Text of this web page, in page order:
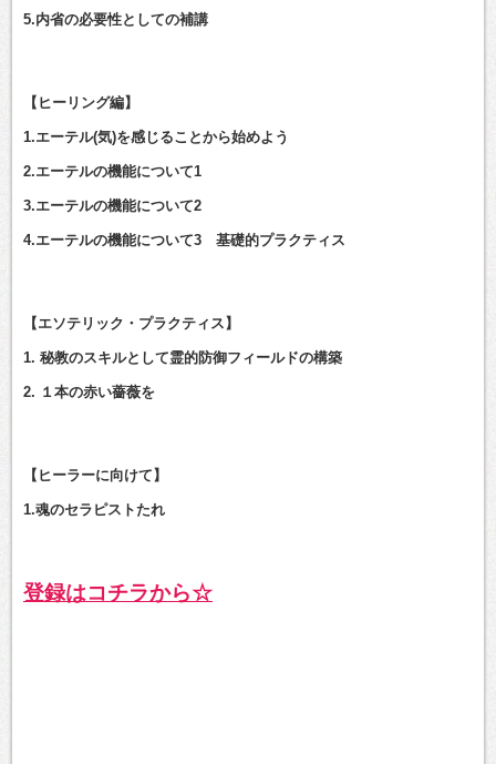
5.内省の必要性としての補講
【ヒーリング編】
1.エーテル(気)を感じることから始めよう
2.エーテルの機能について1
3.エーテルの機能について2
4.エーテルの機能について3 基礎的プラクティス
【エソテリック・プラクティス】
1. 秘教のスキルとして霊的防御フィールドの構築
2. １本の赤い薔薇を
【ヒーラーに向けて】
1.魂のセラピストたれ
登録はコチラから☆